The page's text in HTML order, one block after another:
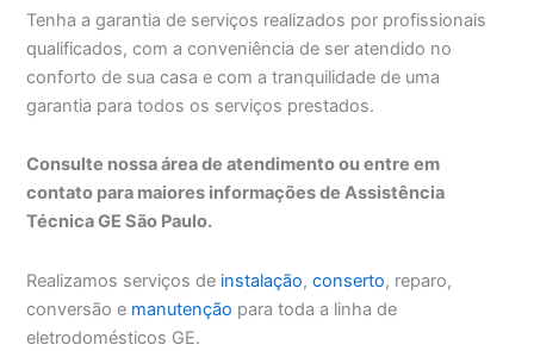
Tenha a garantia de serviços realizados por profissionais
qualificados, com a conveniência de ser atendido no
conforto de sua casa e com a tranquilidade de uma
garantia para todos os serviços prestados.
Consulte nossa área de atendimento ou entre em
contato para maiores informações de Assistência
Técnica GE São Paulo.
Realizamos serviços de instalação,conserto, reparo,
conversão e manutenção para toda a linha de
eletrodomésticos GE.